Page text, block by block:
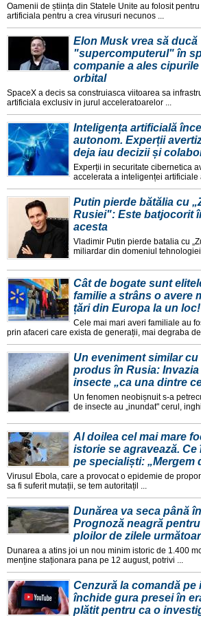
Oamenii de știința din Statele Unite au folosit
artificiala pentru a crea virusuri necunos ...
Elon Musk vrea să ducă
"supercomputerul" în
companie a ales
orbital
SpaceX a decis sa construiasca viitoarea sa
artificiala exclusiv in jurul acceleratoarelor ...
Inteligența artificială
autonom. Experții
deja iau decizii și
Experții in securitate cibernetica
accelerata a inteligenței artificiale
Putin pierde bătălia cu
Rusiei": Este batjocorit
acesta
Vladimir Putin pierde batalia cu
miliardar din domeniul
Cât de bogate sunt
familie a strâns o avere
țări din Europa la un loc!
Cele mai mari averi familiale au
prin afaceri care exista de generații, mai degraba
Un eveniment similar
produs în Rusia:
insecte „ca una dintre
Un fenomen neobișnuit s-a
de insecte au „inundat" cerul,
Al doilea cel mai mare
istorie se agravează.
pe specialiști: „Mergem
Virusul Ebola, care a provocat o epidemie de
sa fi suferit mutații, se tem autoritațil ...
Dunărea va seca până
Prognoză neagră
ploilor de zilele
Dunarea a atins joi un nou minim istoric de 1.400
menține staționara pana pe 12 august, potrivi ...
Cenzură la comandă pe
închide gura presei în
plătit pentru ca o